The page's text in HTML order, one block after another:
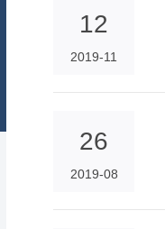
12
2019-11
26
2019-08